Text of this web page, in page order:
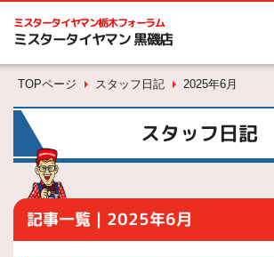
ミスタータイヤマン栃木フォーラム
ミスタータイヤマン 黒磯店
TOPページ スタッフ日記 2025年6月
スタッフ日記
記事一覧｜2025年6月